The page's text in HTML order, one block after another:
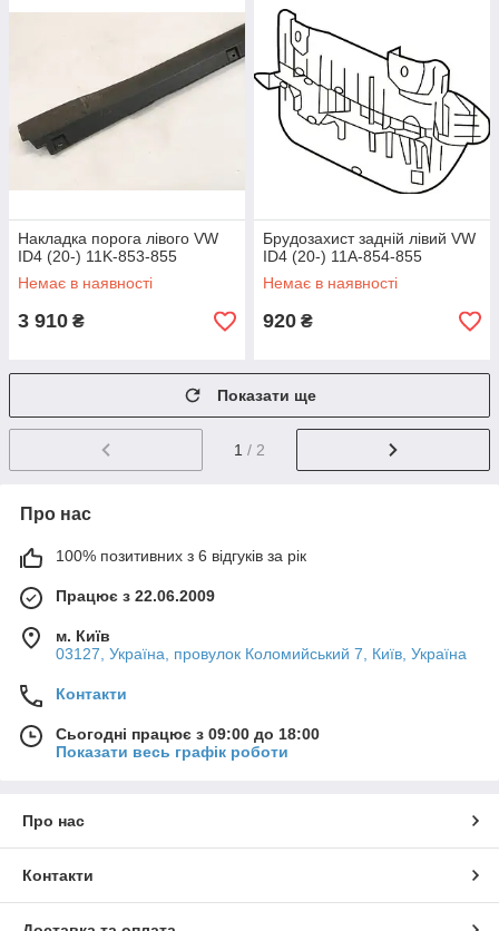
Накладка порога лівого VW
ID4 (20-) 11K-853-855
Немає в наявності
3 910 ₴
Брудозахист задній лівий VW
ID4 (20-) 11A-854-855
Немає в наявності
920 ₴
Показати ще
1 / 2
Про нас
100% позитивних з 6 відгуків за рік
Працює з 22.06.2009
м. Київ
03127, Україна, провулок Коломийський 7, Київ, Україна
Контакти
Сьогодні працює з 09:00 до 18:00
Показати весь графік роботи
Про нас
Контакти